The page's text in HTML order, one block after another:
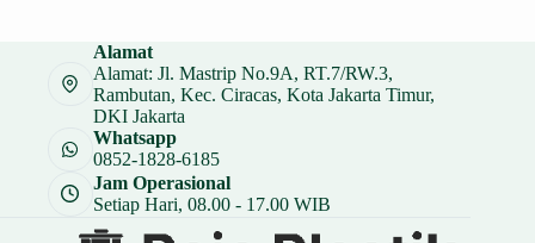
Alamat
Alamat: Jl. Mastrip No.9A, RT.7/RW.3,
Rambutan, Kec. Ciracas, Kota Jakarta Timur,
DKI Jakarta
Whatsapp
0852-1828-6185
Jam Operasional
Setiap Hari, 08.00 - 17.00 WIB